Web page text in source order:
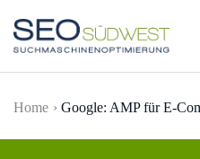
Skip to main content
Home Google: AMP für E-